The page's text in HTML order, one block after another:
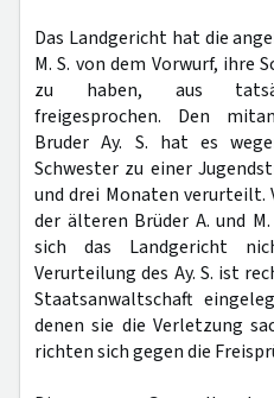
Das Landgericht hat die
M. S. von dem Vorwurf, ihre
zu haben, aus
freigesprochen. Den
Bruder Ay. S. hat es
Schwester zu einer
und drei Monaten verurteilt.
der älteren Brüder A. und
sich das Landgericht
Verurteilung des Ay. S. ist
Staatsanwaltschaft
denen sie die Verletzung
richten sich gegen die